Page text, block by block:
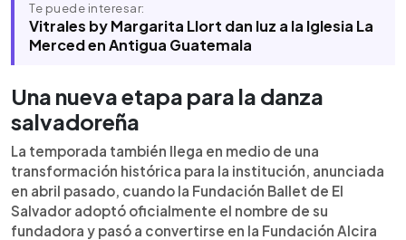
Te puede interesar:
Vitrales by Margarita Llort dan luz a la Iglesia La
Merced en Antigua Guatemala
Una nueva etapa para la danza
salvadoreña
La temporada también llega en medio de una
transformación histórica para la institución, anunciada
en abril pasado, cuando la Fundación Ballet de El
Salvador adoptó oficialmente el nombre de su
fundadora y pasó a convertirse en la Fundación Alcira